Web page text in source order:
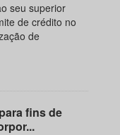
seu superior
de crédito no
de
fins de